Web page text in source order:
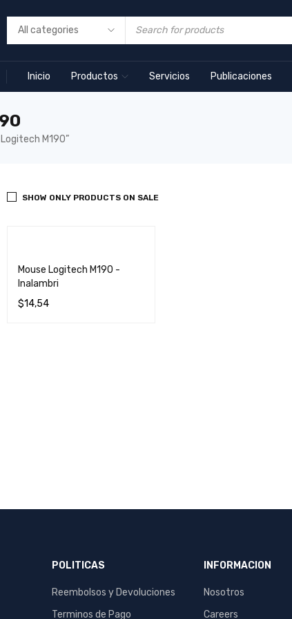
Inicio Productos Servicios Publicaciones
M190”
SHOW ONLY PRODUCTS ON SALE
Mouse Logitech M190 -
Inalambri
$14,54
POLITICAS
Reembolsos y Devoluciones
Terminos de Pago
INFORMACION
Nosotros
Careers